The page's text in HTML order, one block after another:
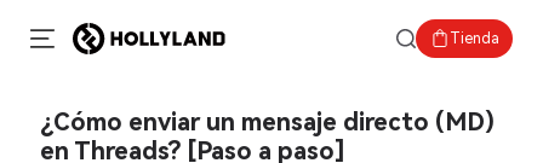
Tienda
¿Cómo enviar un mensaje directo (MD)
en Threads? [Paso a paso]